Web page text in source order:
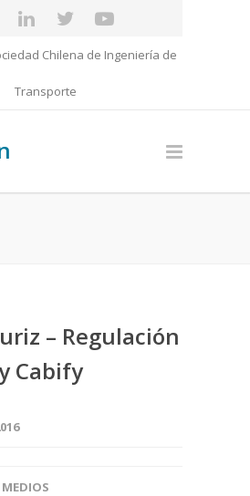
Chilena de Ingeniería de
Transporte
– Regulación
Cabify